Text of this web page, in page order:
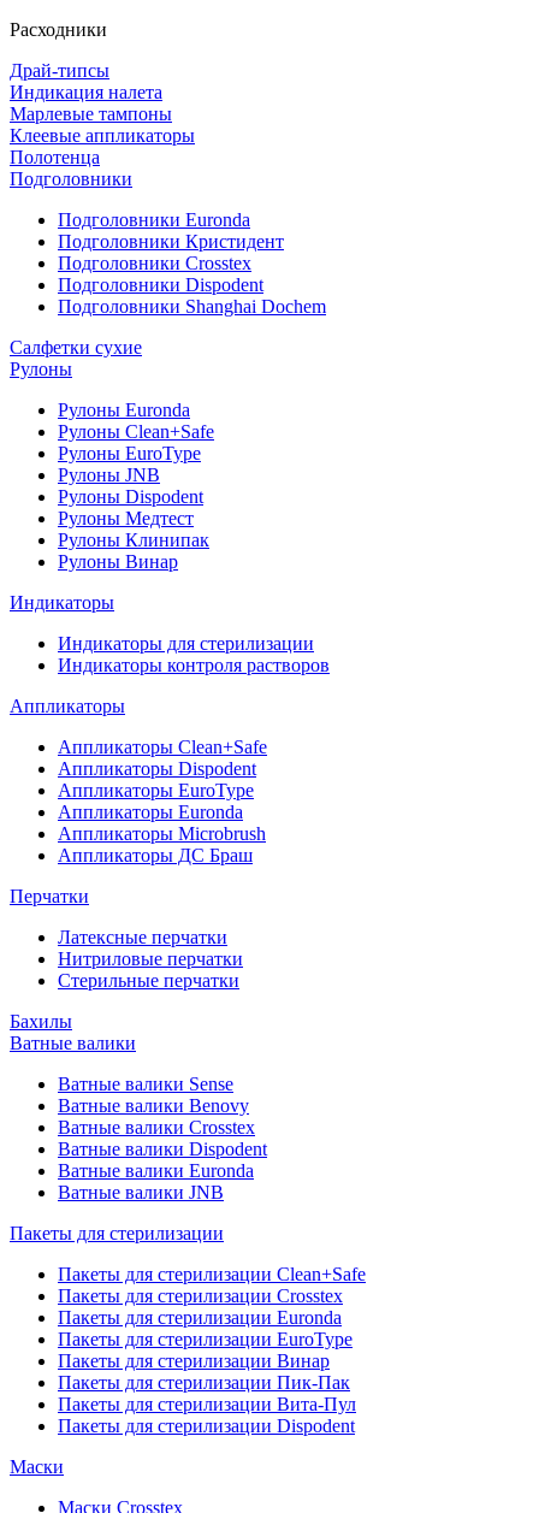
Расходники
Драй-типсы
Индикация налета
Марлевые тампоны
Клеевые аппликаторы
Полотенца
Подголовники
Подголовники Euronda
Подголовники Кристидент
Подголовники Crosstex
Подголовники Dispodent
Подголовники Shanghai Dochem
Салфетки сухие
Рулоны
Рулоны Euronda
Рулоны Clean+Safe
Рулоны EuroType
Рулоны JNB
Рулоны Dispodent
Рулоны Медтест
Рулоны Клинипак
Рулоны Винар
Индикаторы
Индикаторы для стерилизации
Индикаторы контроля растворов
Аппликаторы
Аппликаторы Clean+Safe
Аппликаторы Dispodent
Аппликаторы EuroType
Аппликаторы Euronda
Аппликаторы Microbrush
Аппликаторы ДС Браш
Перчатки
Латексные перчатки
Нитриловые перчатки
Стерильные перчатки
Бахилы
Ватные валики
Ватные валики Sense
Ватные валики Benovy
Ватные валики Crosstex
Ватные валики Dispodent
Ватные валики Euronda
Ватные валики JNB
Пакеты для стерилизации
Пакеты для стерилизации Clean+Safe
Пакеты для стерилизации Crosstex
Пакеты для стерилизации Euronda
Пакеты для стерилизации EuroType
Пакеты для стерилизации Винар
Пакеты для стерилизации Пик-Пак
Пакеты для стерилизации Вита-Пул
Пакеты для стерилизации Dispodent
Маски
Маски Crosstex